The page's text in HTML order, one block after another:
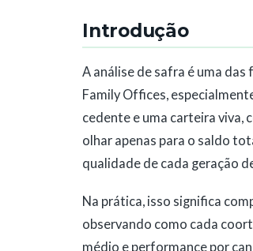
Introdução
A análise de safra é uma
Family Offices,
cedente e uma carteira viva,
olhar apenas para o saldo
qualidade de cada geração
Na prática, isso significa
observando como cada
médio e performance por